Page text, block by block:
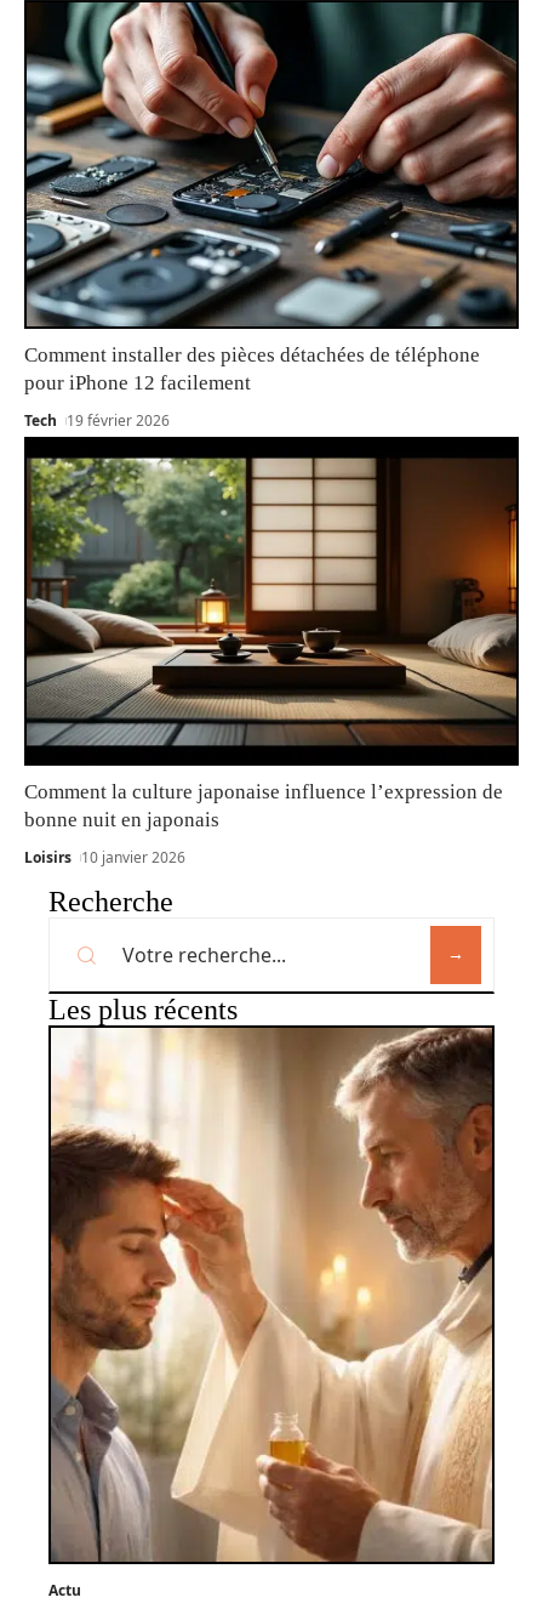
Comment installer des pièces détachées de téléphone
pour iPhone 12 facilement
Tech 19 février 2026
Comment la culture japonaise influence l’expression de
bonne nuit en japonais
Loisirs 10 janvier 2026
Recherche
Les plus récents
Actu